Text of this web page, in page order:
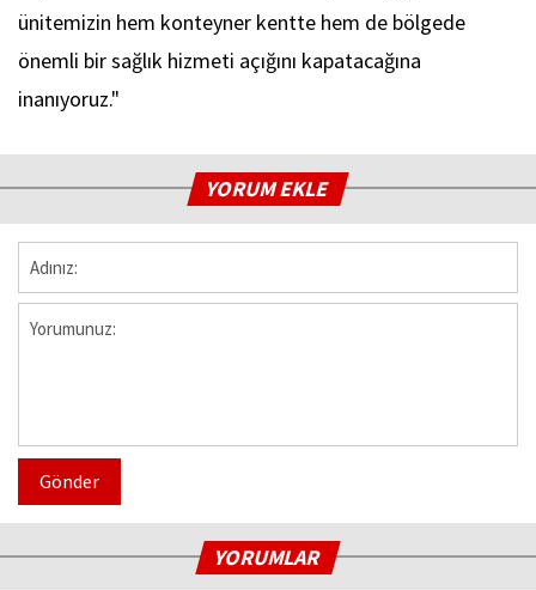
ünitemizin hem konteyner kentte hem de bölgede
önemli bir sağlık hizmeti açığını kapatacağına
inanıyoruz."
YORUM EKLE
Gönder
YORUMLAR